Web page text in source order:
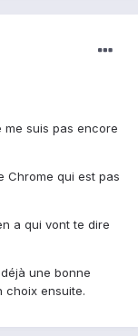
suis pas encore
Chrome qui est pas
a qui vont te dire
une bonne
choix ensuite.